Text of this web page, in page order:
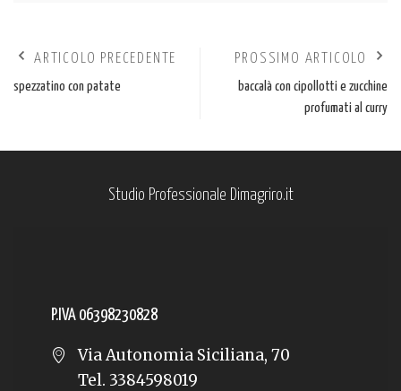
ARTICOLO PRECEDENTE
spezzatino con patate
PROSSIMO ARTICOLO
baccalà con cipollotti e zucchine
profumati al curry
Studio Professionale Dimagriro.it
P.IVA 06398230828
Via Autonomia Siciliana, 70
Tel. 3384598019